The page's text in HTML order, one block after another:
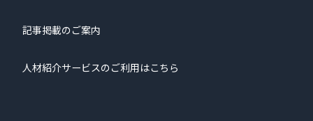
記事掲載のご案内
人材紹介サービスのご利用はこちら